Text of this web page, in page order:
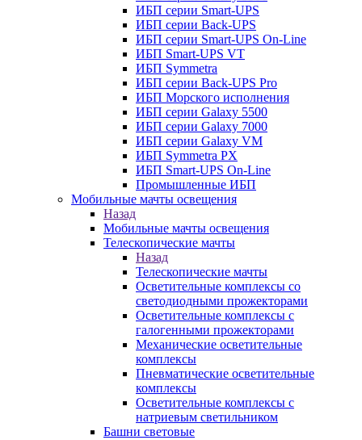
ИБП серии Smart-UPS
ИБП серии Back-UPS
ИБП серии Smart-UPS On-Line
ИБП Smart-UPS VT
ИБП Symmetra
ИБП серии Back-UPS Pro
ИБП Морского исполнения
ИБП серии Galaxy 5500
ИБП серии Galaxy 7000
ИБП серии Galaxy VM
ИБП Symmetra PX
ИБП Smart-UPS On-Line
Промышленные ИБП
Мобильные мачты освещения
Назад
Мобильные мачты освещения
Телескопические мачты
Назад
Телескопические мачты
Осветительные комплексы со
светодиодными прожекторами
Осветительные комплексы с
галогенными прожекторами
Механические осветительные
комплексы
Пневматические осветительные
комплексы
Осветительные комплексы с
натриевым светильником
Башни световые